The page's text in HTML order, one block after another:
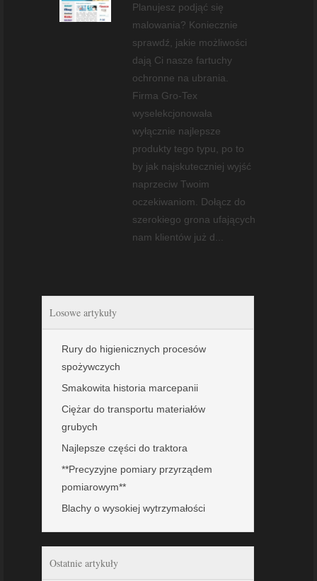
Planujesz podjąć się
malowania? Koniecznie
sprawdź, jakie możliwości
dają Ci nasze fartuchy
ochronne na ubrania.
Firma Gro-Tex
wyselekcjonowała
wyłącznie najlepsze
produkty tego typu, po to
by jak najskuteczniej wyjść
naprzeciw Twoim
oczekiwaniom. Dołącz do
szerokiego grona ufających
nam klientów już d...
Losowe artykuły
Rury do higienicznych procesów
spożywczych
Smakowita historia marcepanii
Ciężar do transportu materiałów
grubych
Najlepsze części do traktora
**Precyzyjne pomiary przyrządem
pomiarowym**
Blachy o wysokiej wytrzymałości
Ostatnie artykuły